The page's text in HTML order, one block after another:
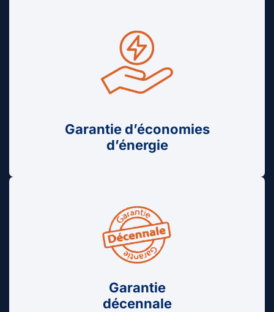
Garantie d’économies
d’énergie
Garantie
décennale